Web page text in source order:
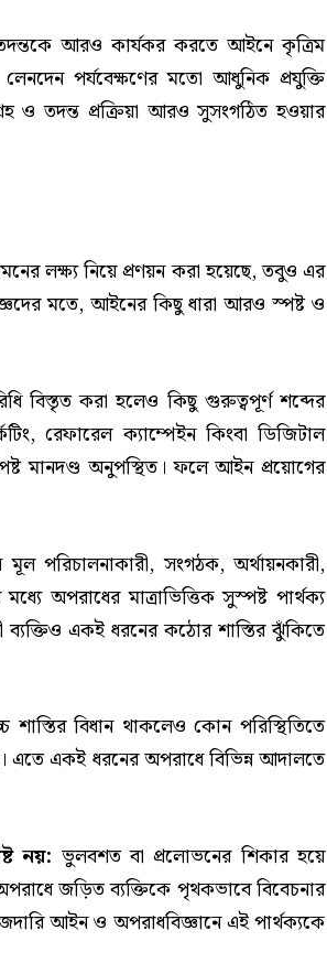
আরও কার্যকর করতে আইনে কৃত্রিম
পর্যবেক্ষণের মতো আধুনিক প্রযুক্তি
ও তদন্ত প্রক্রিয়া আরও সুসংগঠিত হওয়ার
লক্ষ্য নিয়ে প্রণয়ন করা হয়েছে, তবুও এর
মতে, আইনের কিছু ধারা আরও স্পষ্ট ও
বিস্তৃত করা হলেও কিছু গুরুত্বপূর্ণ শব্দের
রেফারেল ক্যাম্পেইন কিংবা ডিজিটাল
মানদণ্ড অনুপস্থিত। ফলে আইন প্রয়োগের
পরিচালনাকারী, সংগঠক, অর্থায়নকারী,
অপরাধের মাত্রাভিত্তিক সুস্পষ্ট পার্থক্য
একই ধরনের কঠোর শাস্তির ঝুঁকিতে
বিধান থাকলেও কোন পরিস্থিতিতে
এতে একই ধরনের অপরাধে বিভিন্ন আদালতে
নয়: ভুলবশত বা প্রলোভনের শিকার হয়ে
জড়িত ব্যক্তিকে পৃথকভাবে বিবেচনার
আইন ও অপরাধবিজ্ঞানে এই পার্থক্যকে